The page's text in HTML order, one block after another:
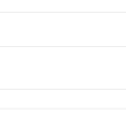
trip Selected